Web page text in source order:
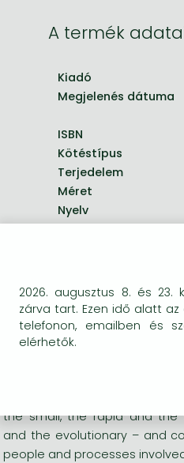
A termék
Kiadó
Megjelenés dátuma
ISBN
Kötéstípus
Terjedelem
Méret
Nyelv
0
This book tells the story of
the small, the rapid and the
and the evolutionary – and
people and processes
2026. augusztus 8. és 23.
zárva tart. Ezen idő alatt
telefonon, emailben és
elérhetők.